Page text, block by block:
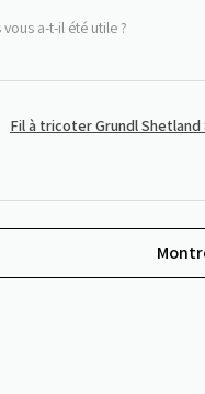
vous a-t-il été utile ?
Fil à tricoter Grundl Shetland